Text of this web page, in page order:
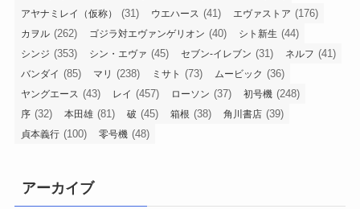
アヤナミレイ（仮称） (31) ウエハース (41) エヴァストア (176)
カヲル (262) ゴジラ対エヴァンゲリオン (40) シト新生 (44)
シンジ (353) シン・エヴァ (45) セブン-イレブン (31) ネルフ (41)
バンダイ (85) マリ (238) ミサト (73) ムービック (36)
ヤングエース (43) レイ (457) ローソン (37) 初号機 (248)
序 (32) 本田雄 (81) 破 (45) 箱根 (38) 角川書店 (39)
貞本義行 (100) 零号機 (48)
アーカイブ